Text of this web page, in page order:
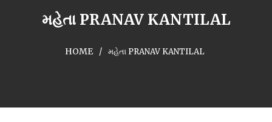
મહેતા PRANAV KANTILAL
HOME મહેતા PRANAV KANTILAL